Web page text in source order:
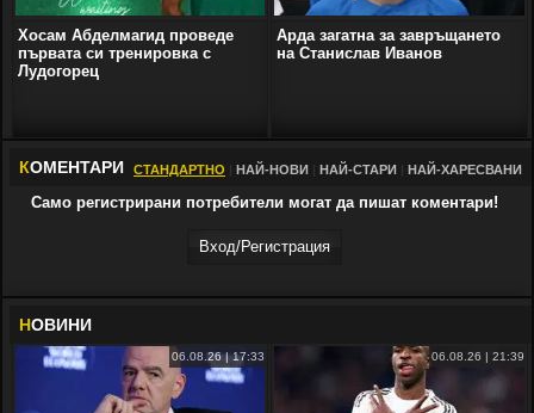
Хосам Абделмагид проведе
първата си тренировка с
Лудогорец
Арда загатна за завръщането
на Станислав Иванов
КОМЕНТАРИ СТАНДАРТНО НАЙ-НОВИ НАЙ-СТАРИ НАЙ-ХАРЕСВАНИ
Само регистрирани потребители могат да пишат коментари!
Вход/Регистрaция
НОВИНИ
06.08.26 | 17:33 06.08.26 | 21:39